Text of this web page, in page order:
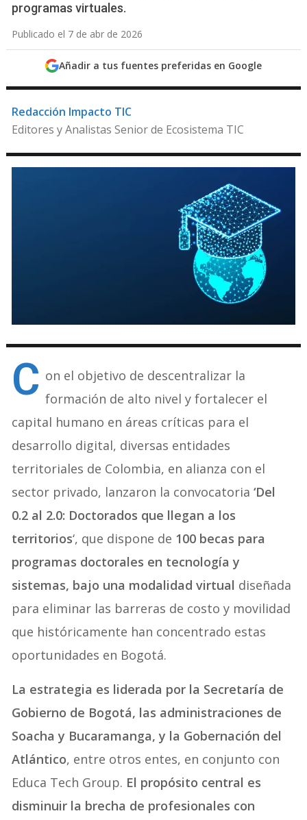
programas virtuales.
Publicado el 7 de abr de 2026
Añadir a tus fuentes preferidas en Google
Redacción Impacto TIC
Editores y Analistas Senior de Ecosistema TIC
C on el objetivo de descentralizar la
formación de alto nivel y fortalecer el
capital humano en áreas críticas para el
desarrollo digital, diversas entidades
territoriales de Colombia, en alianza con el
sector privado, lanzaron la convocatoria‘Del
0.2 al 2.0: Doctorados que llegan a los
territorios‘, que dispone de 100 becas para
programas doctorales en tecnología y
sistemas, bajo una modalidad virtual diseñada
para eliminar las barreras de costo y movilidad
que históricamente han concentrado estas
oportunidades en Bogotá.
La estrategia es liderada por la Secretaría de
Gobierno de Bogotá, las administraciones de
Soacha y Bucaramanga, y la Gobernación del
Atlántico, entre otros entes, en conjunto con
Educa Tech Group. El propósito central es
disminuir la brecha de profesionales con